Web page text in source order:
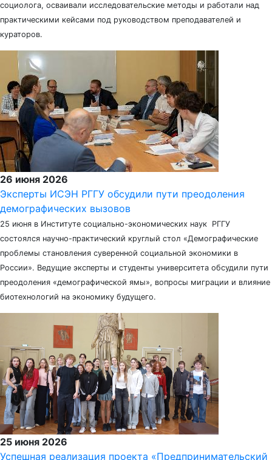
социолога, осваивали исследовательские методы и работали над
практическими кейсами под руководством преподавателей и
кураторов.
26 июня 2026
Эксперты ИСЭН РГГУ обсудили пути преодоления
демографических вызовов
25 июня в Институте социально-экономических наук РГГУ
состоялся научно-практический круглый стол «Демографические
проблемы становления суверенной социальной экономики в
России». Ведущие эксперты и студенты университета обсудили пути
преодоления «демографической ямы», вопросы миграции и влияние
биотехнологий на экономику будущего.
25 июня 2026
Успешная реализация проекта «Предпринимательский